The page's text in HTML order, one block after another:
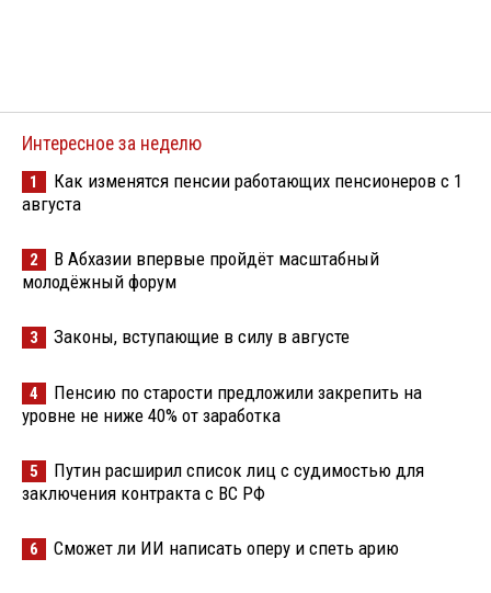
Интересное за неделю
1
Как изменятся пенсии работающих пенсионеров с 1
августа
2
В Абхазии впервые пройдёт масштабный
молодёжный форум
3 Законы, вступающие в силу в августе
4
Пенсию по старости предложили закрепить на
уровне не ниже 40% от заработка
5
Путин расширил список лиц с судимостью для
заключения контракта с ВС РФ
6 Сможет ли ИИ написать оперу и спеть арию